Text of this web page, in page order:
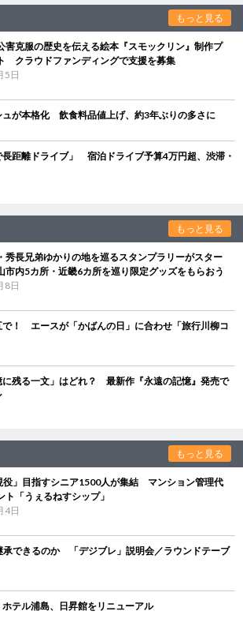
もっと見る
害克服の歴史を伝える絵本『スモックリン』制作プ
クラウドファンディングで支援を募集
5日
ュが本格化 飲食料品値上げ、約3年ぶりの多さに
距離ドライブ」 宿泊ドライブ予算4万円超、渋滞・
もっと見る
秀長兄弟ゆかりの地を巡るスタンプラリーがスター
内5カ所・近畿6カ所を巡り限定グッズをもらおう
8日
で！ エースが「かばんの日」に合わせ「旅行川柳コ
に残る一文」はどれ？ 最新作『永遠の記憶』発売で
もっと見る
役」目指すシニア1500人が集結 マンション管理代
ト「うぇるねすシップ」
4日
承できるのか 「デジブレ」説明会／ラウンドテーブ
テル浦島、日昇館をリニューアル